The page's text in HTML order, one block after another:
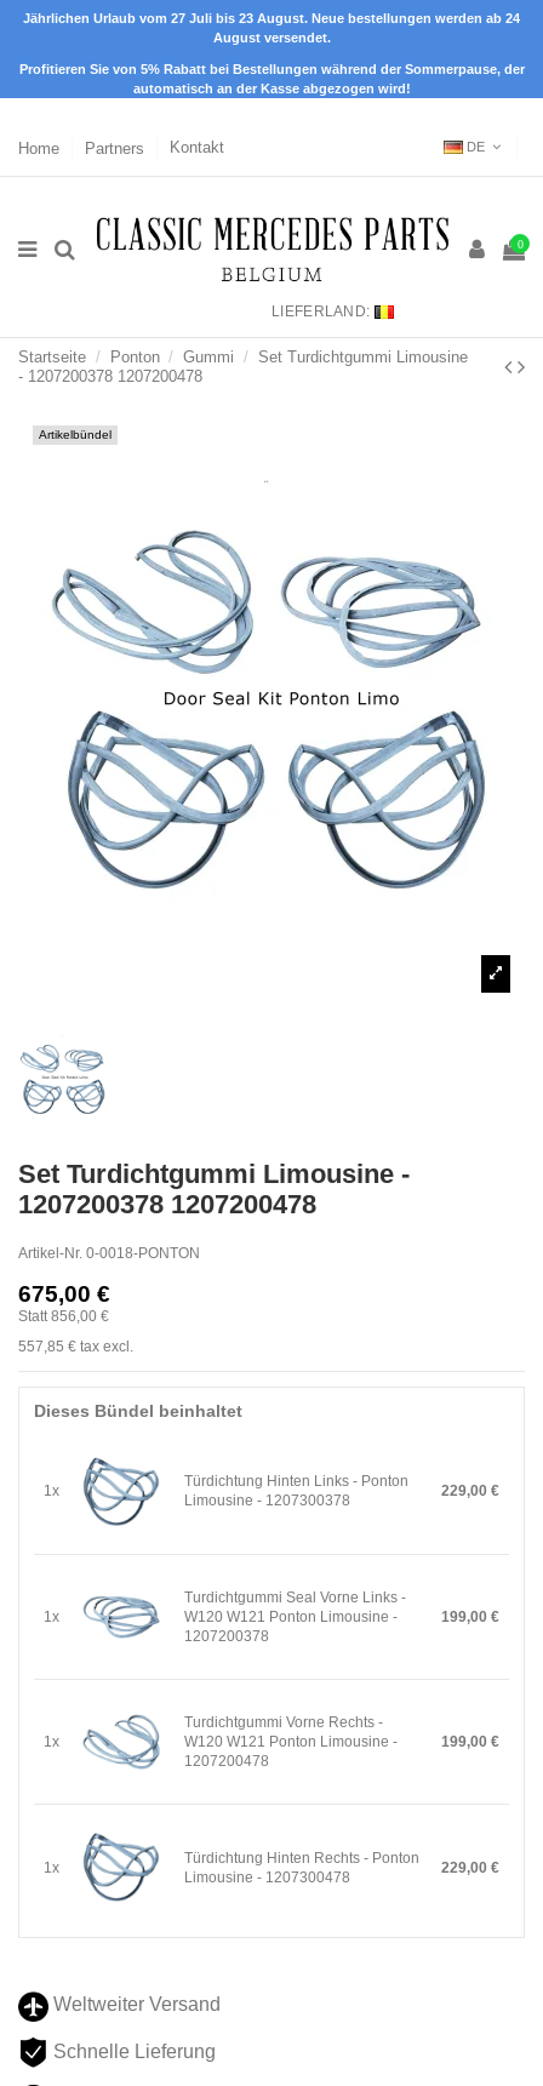
Jährlichen Urlaub vom 27 Juli bis 23 August. Neue bestellungen werden ab 24
August versendet.
Profitieren Sie von 5% Rabatt bei Bestellungen während der Sommerpause, der
automatisch an der Kasse abgezogen wird!
Home Partners Kontakt DE
0
LIEFERLAND:
Startseite Ponton Gummi
Set Turdichtgummi Limousine
- 1207200378 1207200478
Artikelbündel
Set Turdichtgummi Limousine -
1207200378 1207200478
Artikel-Nr. 0-0018-PONTON
675,00 €
Statt 856,00 €
557,85 € tax excl.
Dieses Bündel beinhaltet
1x
Türdichtung Hinten Links - Ponton
Limousine - 1207300378
229,00 €
1x
Turdichtgummi Seal Vorne Links -
W120 W121 Ponton Limousine -
1207200378
199,00 €
1x
Turdichtgummi Vorne Rechts -
W120 W121 Ponton Limousine -
1207200478
199,00 €
1x
Türdichtung Hinten Rechts - Ponton
Limousine - 1207300478
229,00 €
Weltweiter Versand
Schnelle Lieferung